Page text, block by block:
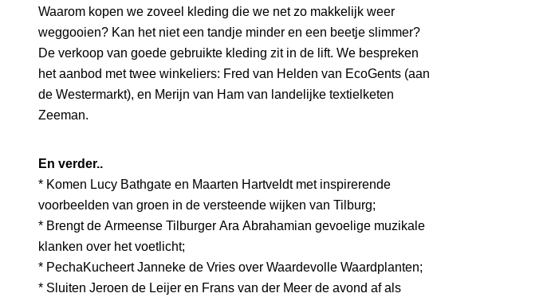
Waarom kopen we zoveel kleding die we net zo makkelijk weer
weggooien? Kan het niet een tandje minder en een beetje slimmer?
De verkoop van goede gebruikte kleding zit in de lift. We bespreken
het aanbod met twee winkeliers: Fred van Helden van EcoGents (aan
de Westermarkt), en Merijn van Ham van landelijke textielketen
Zeeman.
En verder..
* Komen Lucy Bathgate en Maarten Hartveldt met inspirerende
voorbeelden van groen in de versteende wijken van Tilburg;
* Brengt de Armeense Tilburger Ara Abrahamian gevoelige muzikale
klanken over het voetlicht;
* PechaKucheert Janneke de Vries over Waardevolle Waardplanten;
* Sluiten Jeroen de Leijer en Frans van der Meer de avond af als